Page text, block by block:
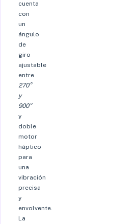
cuenta
con
un
ángulo
de
giro
ajustable
entre
270°
y
900°
y
doble
motor
háptico
para
una
vibración
precisa
y
envolvente.
La